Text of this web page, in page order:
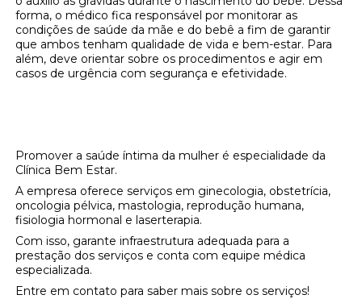
forma, o médico fica responsável por monitorar as
condições de saúde da mãe e do bebê a fim de garantir
que ambos tenham qualidade de vida e bem-estar. Para
além, deve orientar sobre os procedimentos e agir em
casos de urgência com segurança e efetividade.
Promover a saúde íntima da mulher é especialidade da
Clínica Bem Estar.
A empresa oferece serviços em ginecologia, obstetrícia,
oncologia pélvica, mastologia, reprodução humana,
fisiologia hormonal e laserterapia.
Com isso, garante infraestrutura adequada para a
prestação dos serviços e conta com equipe médica
especializada.
Entre em contato para saber mais sobre os serviços!